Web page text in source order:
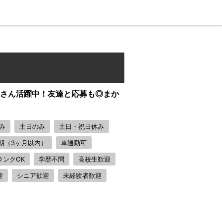
ん活躍中！友達と応募も◎まか
土日のみ 土日・祝日休み
（3ヶ月以内） 車通勤可
ンクOK 学歴不問 高校生歓迎
シニア歓迎 未経験者歓迎